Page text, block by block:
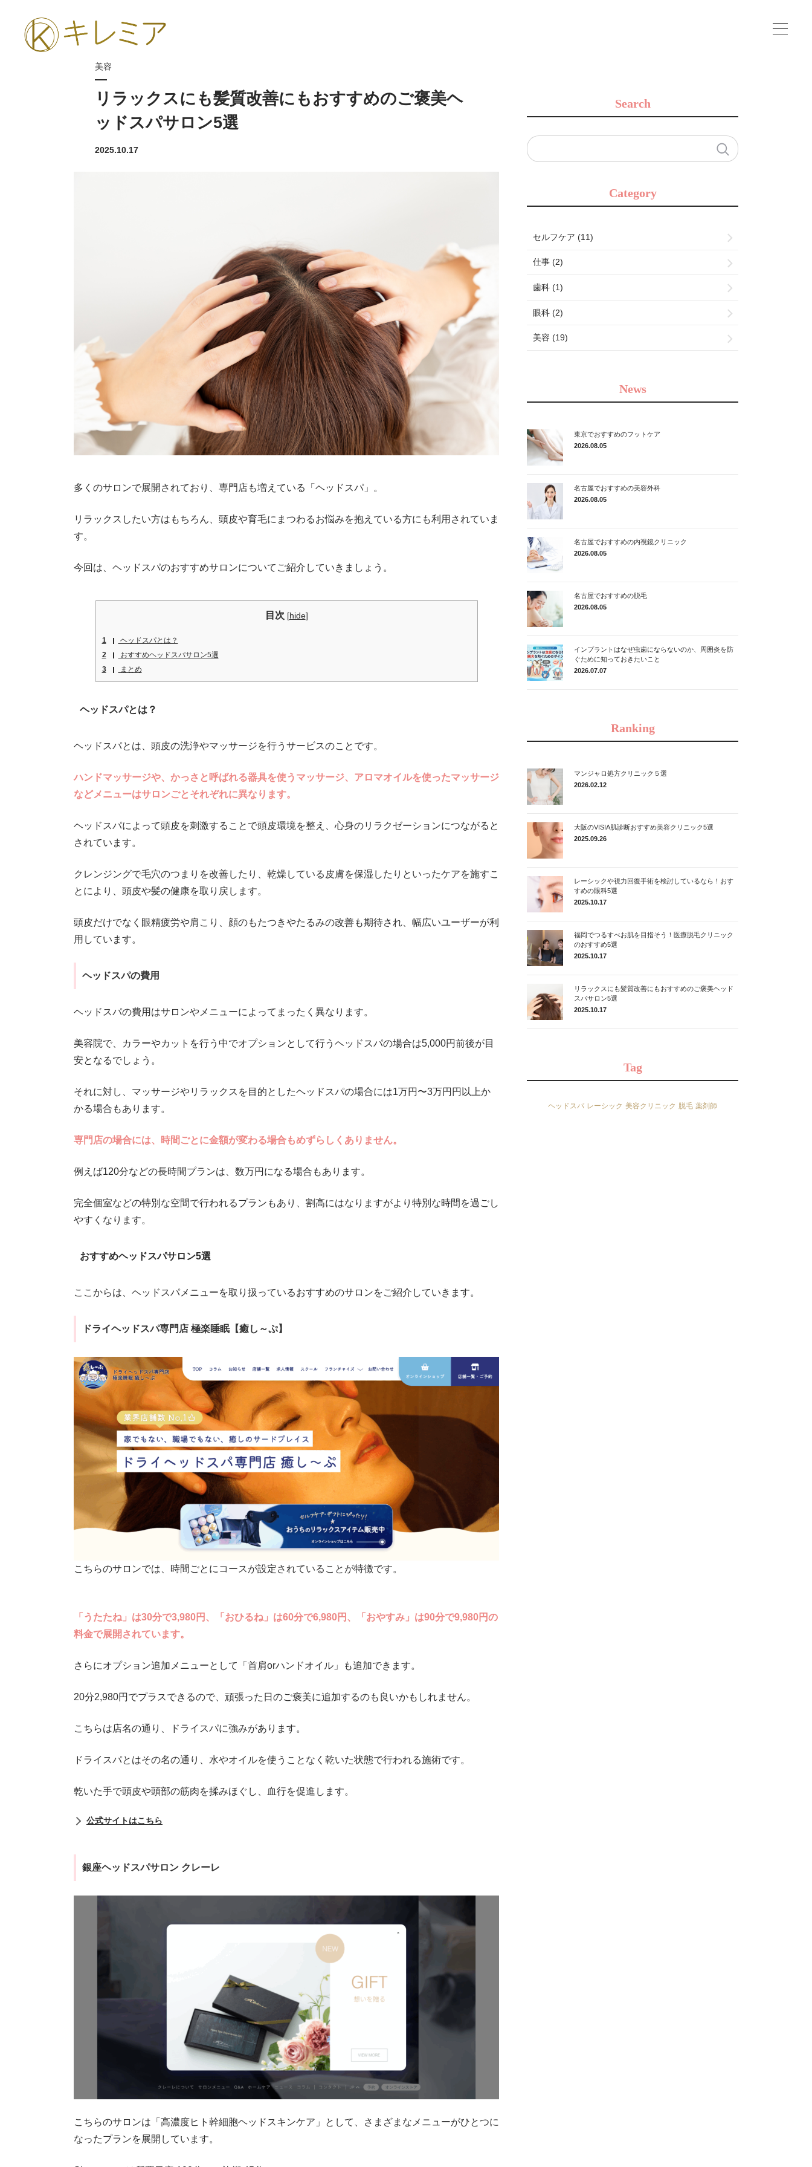
美容
リラックスにも髪質改善にもおすすめのご褒美ヘ
ッドスパサロン5選
2025.10.17
多くのサロンで展開されており、専門店も増えている「ヘッドスパ」。
リラックスしたい方はもちろん、頭皮や育毛にまつわるお悩みを抱えている方にも利用されていま
す。
今回は、ヘッドスパのおすすめサロンについてご紹介していきましょう。
目次 [hide]
1
ヘッドスパとは？
2
おすすめヘッドスパサロン5選
3
まとめ
ヘッドスパとは？
ヘッドスパとは、頭皮の洗浄やマッサージを行うサービスのことです。
ハンドマッサージや、かっさと呼ばれる器具を使うマッサージ、アロマオイルを使ったマッサージ
などメニューはサロンごとそれぞれに異なります。
ヘッドスパによって頭皮を刺激することで頭皮環境を整え、心身のリラクゼーションにつながると
されています。
クレンジングで毛穴のつまりを改善したり、乾燥している皮膚を保湿したりといったケアを施すこ
とにより、頭皮や髪の健康を取り戻します。
頭皮だけでなく眼精疲労や肩こり、顔のもたつきやたるみの改善も期待され、幅広いユーザーが利
用しています。
ヘッドスパの費用
ヘッドスパの費用はサロンやメニューによってまったく異なります。
美容院で、カラーやカットを行う中でオプションとして行うヘッドスパの場合は5,000円前後が目
安となるでしょう。
それに対し、マッサージやリラックスを目的としたヘッドスパの場合には1万円〜3万円円以上か
かる場合もあります。
専門店の場合には、時間ごとに金額が変わる場合もめずらしくありません。
例えば120分などの長時間プランは、数万円になる場合もあります。
完全個室などの特別な空間で行われるプランもあり、割高にはなりますがより特別な時間を過ごし
やすくなります。
おすすめヘッドスパサロン5選
ここからは、ヘッドスパメニューを取り扱っているおすすめのサロンをご紹介していきます。
ドライヘッドスパ専門店 極楽睡眠【癒し～ぷ】
こちらのサロンでは、時間ごとにコースが設定されていることが特徴です。
「うたたね」は30分で3,980円、「おひるね」は60分で6,980円、「おやすみ」は90分で9,980円の
料金で展開されています。
さらにオプション追加メニューとして「首肩orハンドオイル」も追加できます。
20分2,980円でプラスできるので、頑張った日のご褒美に追加するのも良いかもしれません。
こちらは店名の通り、ドライスパに強みがあります。
ドライスパとはその名の通り、水やオイルを使うことなく乾いた状態で行われる施術です。
乾いた手で頭皮や頭部の筋肉を揉みほぐし、血行を促進します。
公式サイトはこちら
銀座ヘッドスパサロン クレーレ
こちらのサロンは「高濃度ヒト幹細胞ヘッドスキンケア」として、さまざまなメニューがひとつに
なったプランを展開しています。
Search
Category
セルフケア (11)
仕事 (2)
歯科 (1)
眼科 (2)
美容 (19)
News
東京でおすすめのフットケア
2026.08.05
名古屋でおすすめの美容外科
2026.08.05
名古屋でおすすめの内視鏡クリニック
2026.08.05
名古屋でおすすめの脱毛
2026.08.05
インプラントはなぜ虫歯にならないのか、周囲炎を防
ぐために知っておきたいこと
2026.07.07
Ranking
マンジャロ処方クリニック５選
2026.02.12
大阪のVISIA肌診断おすすめ美容クリニック5選
2025.09.26
レーシックや視力回復手術を検討しているなら！おす
すめの眼科5選
2025.10.17
福岡でつるすべお肌を目指そう！医療脱毛クリニック
のおすすめ5選
2025.10.17
リラックスにも髪質改善にもおすすめのご褒美ヘッド
スパサロン5選
2025.10.17
Tag
ヘッドスパ レーシック 美容クリニック 脱毛 薬剤師